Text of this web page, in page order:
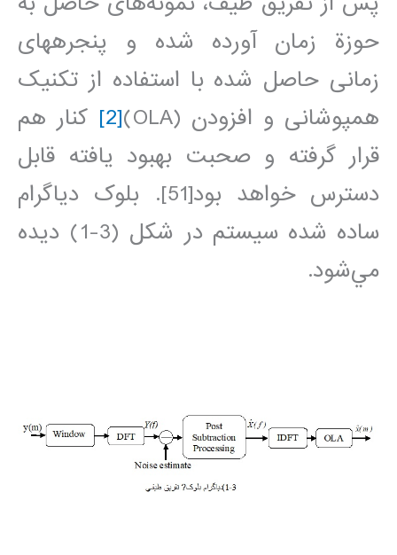
حوزة زمان آورده شده و پنجره⁯های
زمانی حاصل شده با استفاده از تکنيک
همپوشانی و افزودن (OLA)
[2]
کنار هم
قرار گرفته و صحبت بهبود يافته قابل
دسترس خواهد بود[51]. بلوک دياگرام
ساده شده سيستم در شکل (3-1) ديده
مي‌شود.